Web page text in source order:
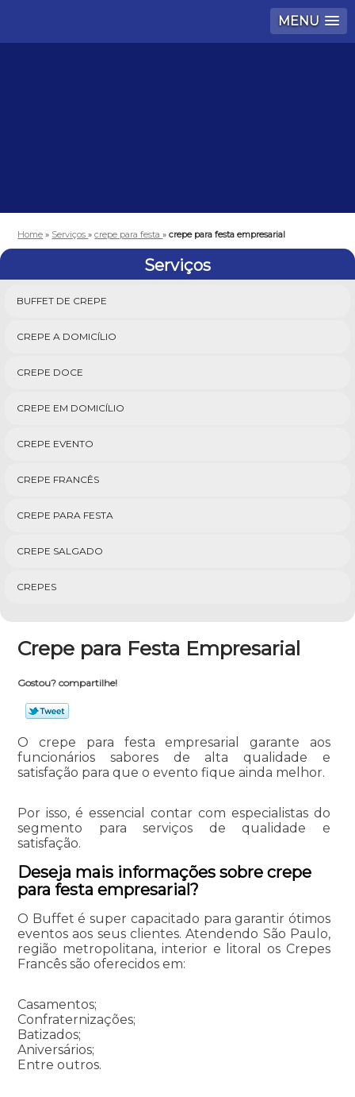
MENU
Home » Serviços»crepe para festa»crepe para festa empresarial
Serviços
BUFFET DE CREPE
CREPE A DOMICÍLIO
CREPE DOCE
CREPE EM DOMICÍLIO
CREPE EVENTO
CREPE FRANCÊS
CREPE PARA FESTA
CREPE SALGADO
CREPES
Crepe para Festa Empresarial
Gostou? compartilhe!
O crepe para festa empresarial garante aos
funcionários sabores de alta qualidade e
satisfação para que o evento fique ainda melhor.
Por isso, é essencial contar com especialistas do
segmento para serviços de qualidade e
satisfação.
Deseja mais informações sobre crepe
para festa empresarial?
O Buffet é super capacitado para garantir ótimos
eventos aos seus clientes. Atendendo São Paulo,
região metropolitana, interior e litoral os Crepes
Francês são oferecidos em:
Casamentos;
Confraternizações;
Batizados;
Aniversários;
Entre outros.